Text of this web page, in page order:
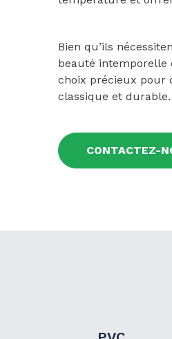
Bien qu’ils
beauté
choix précieux pour
classique et durable.
CONTACTEZ-